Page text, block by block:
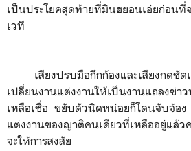
เป็นประโยคสุดท้ายที่มินฮยอนเอ่ยก่อนที่
เวที
เสียงปรบมือกึกก้องและเสียงกดชัตเ
เปลี่ยนงานแต่งงานให้เป็นงานแถลงข่าว
เหลือเชื่อ ขยับตัวนิดหน่อยก็โดนจับจ้อ
แต่งงานของญาติคนเดียวที่เหลืออยู่แล้ว
จะให้การสงสัย